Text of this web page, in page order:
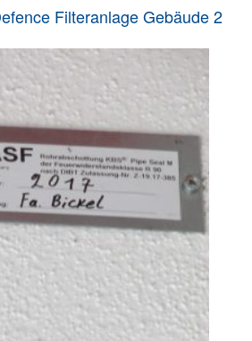
Filteranlage Gebäude 2